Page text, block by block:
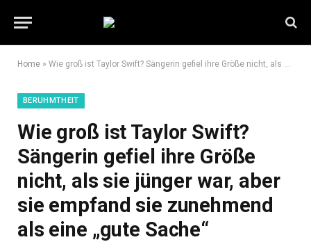
Home » Wie groß ist Taylor Swift? Sängerin gefiel ihre Größe nicht, als sie jünger war, aber sie empfand sie zunehmend als eine „gute Sache“
BERUHMTHEIT
Wie groß ist Taylor Swift?
Sängerin gefiel ihre Größe
nicht, als sie jünger war, aber
sie empfand sie zunehmend
als eine „gute Sache“